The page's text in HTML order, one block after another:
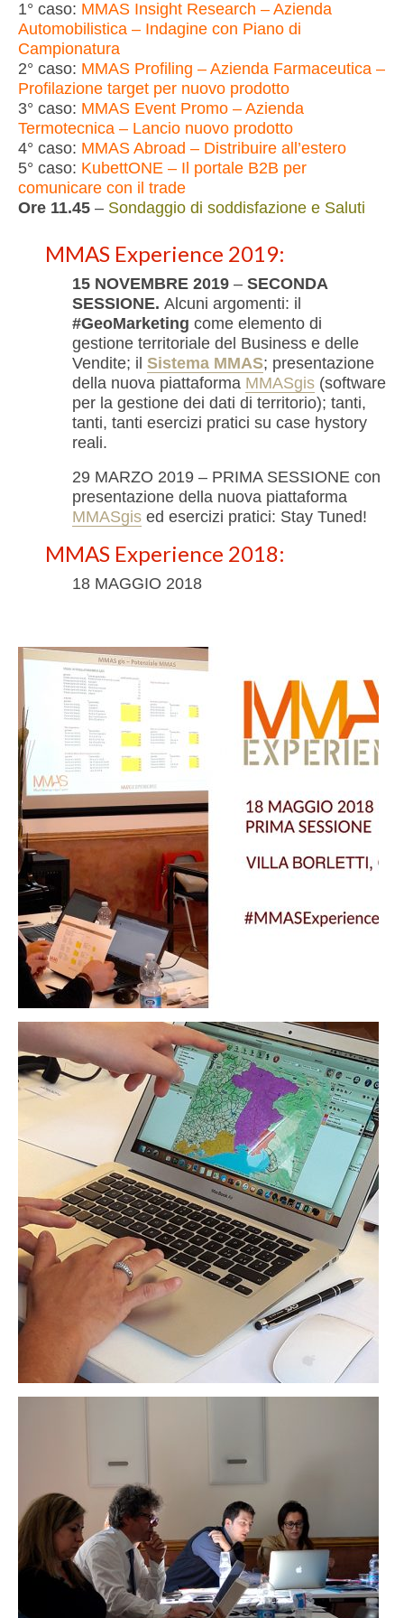
1° caso: MMAS Insight Research – Azienda
Automobilistica – Indagine con Piano di
Campionatura
2° caso: MMAS Profiling – Azienda Farmaceutica –
Profilazione target per nuovo prodotto
3° caso: MMAS Event Promo – Azienda
Termotecnica – Lancio nuovo prodotto
4° caso: MMAS Abroad – Distribuire all’estero
5° caso: KubettONE – Il portale B2B per
comunicare con il trade
Ore 11.45 – Sondaggio di soddisfazione e Saluti
MMAS Experience 2019:
15 NOVEMBRE 2019 – SECONDA
SESSIONE. Alcuni argomenti: il
#GeoMarketing come elemento di
gestione territoriale del Business e delle
Vendite; il Sistema MMAS; presentazione
della nuova piattaforma MMASgis (software
per la gestione dei dati di territorio); tanti,
tanti, tanti esercizi pratici su case hystory
reali.
29 MARZO 2019 – PRIMA SESSIONE con
presentazione della nuova piattaforma
MMASgis ed esercizi pratici: Stay Tuned!
MMAS Experience 2018:
18 MAGGIO 2018